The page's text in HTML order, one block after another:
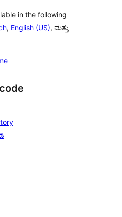
in the following
, English (US), ಮತ್ತು